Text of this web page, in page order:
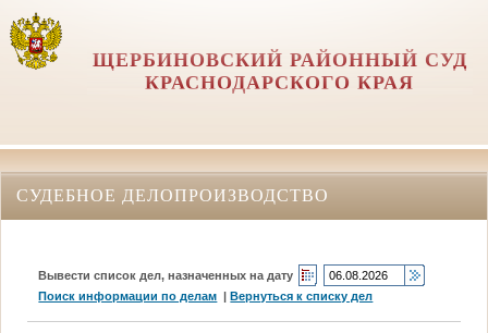
ЩЕРБИНОВСКИЙ РАЙОННЫЙ СУД
КРАСНОДАРСКОГО КРАЯ
СУДЕБНОЕ ДЕЛОПРОИЗВОДСТВО
Вывести список дел, назначенных на дату
Поиск информации по делам |Вернуться к списку дел